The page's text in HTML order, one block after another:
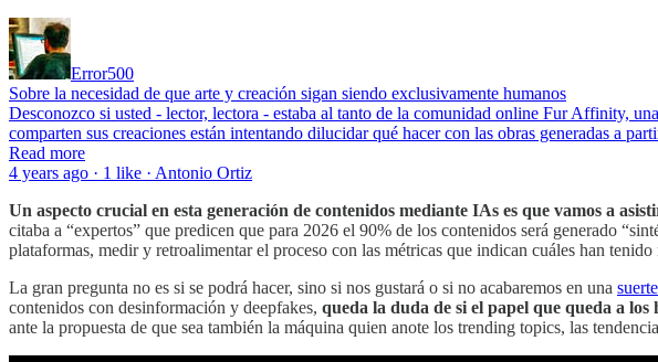
Error500
Sobre la necesidad de que arte y creación sigan siendo exclusivamente humanos
Desconozco si usted - lector, lectora - estaba al tanto de la comunidad online Fur Affinity,
comparten sus creaciones están intentando dilucidar qué hacer con las obras generadas a
Read more
4 years ago · 1 like · Antonio Ortiz
Un aspecto crucial en esta generación de contenidos mediante IAs es que vamos a
citaba a “expertos” que predicen que para 2026 el 90% de los contenidos será generado
plataformas, medir y retroalimentar el proceso con las métricas que indican cuáles han tenido
La gran pregunta no es si se podrá hacer, sino si nos gustará o si no acabaremos en una
contenidos con desinformación y deepfakes, queda la duda de si el papel que queda a los
ante la propuesta de que sea también la máquina quien anote los trending topics, las